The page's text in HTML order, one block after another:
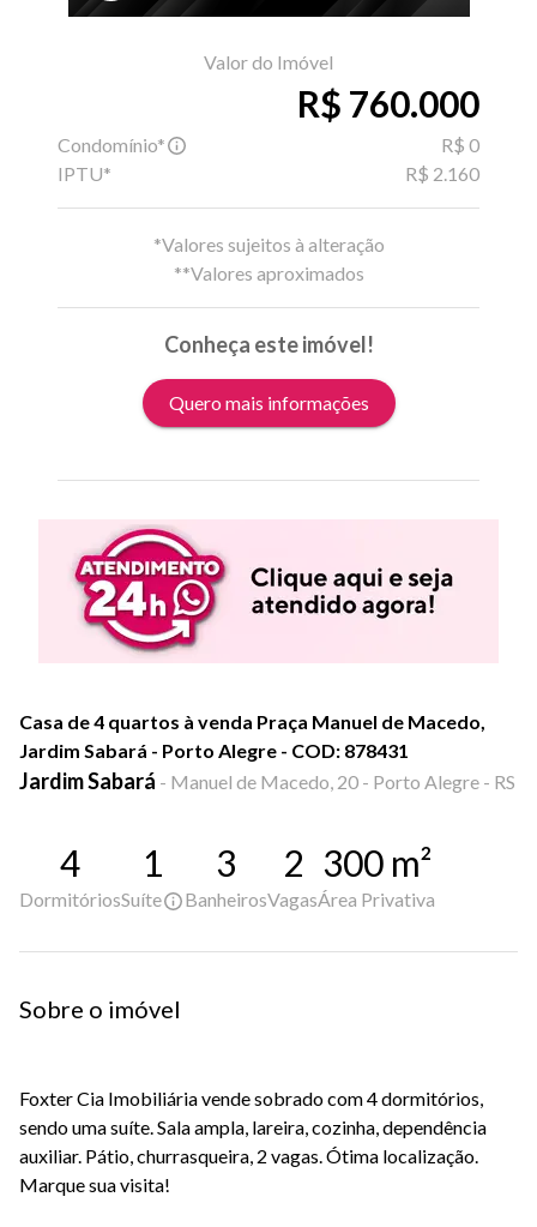
Valor do Imóvel
R$ 760.000
Condomínio*
R$ 0
IPTU*
R$ 2.160
*Valores sujeitos à alteração
**Valores aproximados
Conheça este imóvel!
Quero mais informações
Casa de 4 quartos à venda Praça Manuel de Macedo,
Jardim Sabará - Porto Alegre - COD: 878431
Jardim Sabará - Manuel de Macedo, 20 - Porto Alegre - RS
4
Dormitórios
1
Suíte
3
Banheiros
2
Vagas
300 m²
Área Privativa
Sobre o imóvel
Foxter Cia Imobiliária vende sobrado com 4 dormitórios,
sendo uma suíte. Sala ampla, lareira, cozinha, dependência
auxiliar. Pátio, churrasqueira, 2 vagas. Ótima localização.
Marque sua visita!